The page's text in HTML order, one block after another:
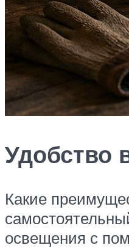
Удобство
Какие
освещения с